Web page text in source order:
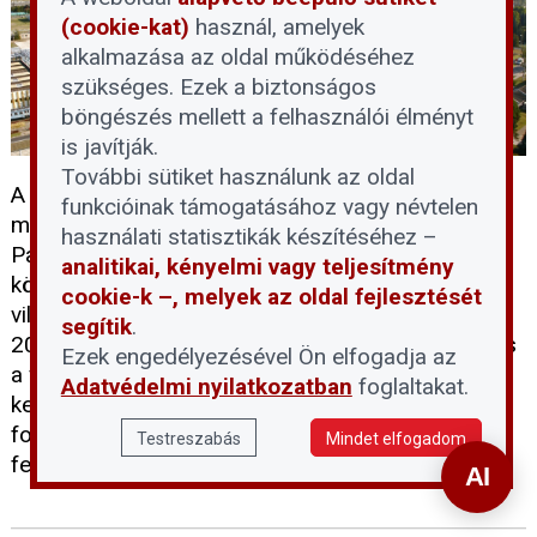
A Duna rendkívüli és tartós vízszintcsökkenése
miatt a következő 24-72 órában le kell állítani a
Paksi Atomerőmű mind a négy blokkját. A döntés
következtében átmenetileg megszűnik a hazai
villamosenergia-termelés mintegy felét adó, közel
2000 MW-os kapacitás. Az erőmű szakemberei és
a vízügyi hatóságok felkészültek a helyzet
kezelésére: az álló blokkok biztonsági hűtése
folyamatosan biztosított, a lakosságot pedig
felelős és takarékos áramhasználatra kérik.
(cookie-kat) használ, amelyek
alkalmazása az oldal működéséhez
szükséges. Ezek a biztonságos
böngészés mellett a felhasználói élményt
is javítják.
További sütiket használunk az oldal
funkcióinak támogatásához vagy névtelen
használati statisztikák készítéséhez –
analitikai, kényelmi vagy teljesítmény
cookie-k –, melyek az oldal fejlesztését
segítik.
Ezek engedélyezésével Ön elfogadja az
Adatvédelmi nyilatkozatban foglaltakat.
Testreszabás Mindet elfogadom